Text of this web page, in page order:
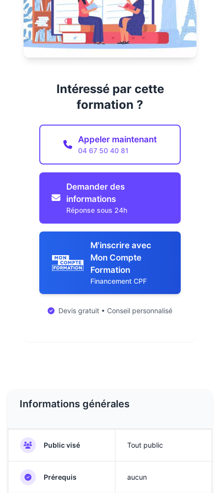
Intéressé par cette
formation ?
Appeler maintenant
04 67 50 40 81
Demander des
informations
Réponse sous 24h
M'inscrire avec
Mon Compte
Formation
Financement CPF
Devis gratuit • Conseil personnalisé
Informations générales
Public visé Tout public
Prérequis aucun